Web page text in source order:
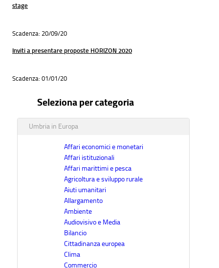
stage
Scadenza: 20/09/20
Inviti a presentare proposte HORIZON 2020
Scadenza: 01/01/20
Seleziona per categoria
Umbria in Europa
Affari economici e monetari
Affari istituzionali
Affari marittimi e pesca
Agricoltura e sviluppo rurale
Aiuti umanitari
Allargamento
Ambiente
Audiovisivo e Media
Bilancio
Cittadinanza europea
Clima
Commercio